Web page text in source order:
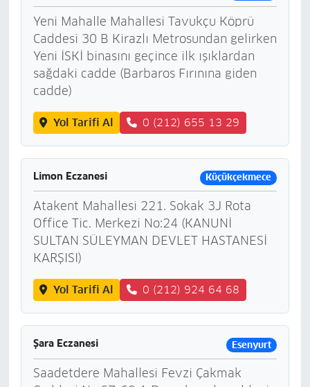
Yeni Mahalle Mahallesi Tavukçu Köprü
Caddesi 30 B Kirazlı Metrosundan gelirken
Yeni İSKİ binasını geçince ilk ışıklardan
sağdaki cadde (Barbaros Fırınına giden
cadde)
Yol Tarifi Al 0 (212) 655 13 29
Limon Eczanesi Küçükçekmece
Atakent Mahallesi 221. Sokak 3J Rota
Office Tic. Merkezi No:24 (KANUNİ
SULTAN SÜLEYMAN DEVLET HASTANESİ
KARŞISI)
Yol Tarifi Al 0 (212) 924 64 68
Şara Eczanesi Esenyurt
Saadetdere Mahallesi Fevzi Çakmak